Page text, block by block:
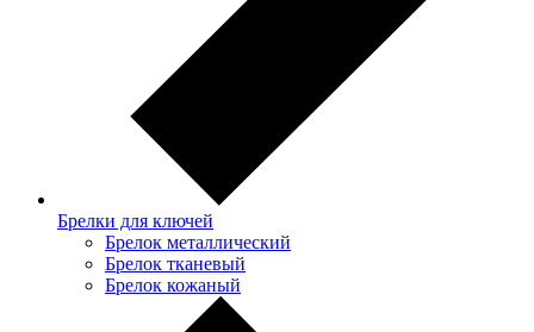
Брелки для ключей
Брелок металлический
Брелок тканевый
Брелок кожаный